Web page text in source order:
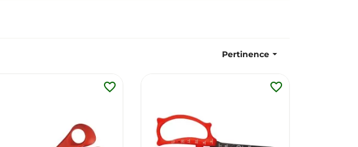
Pertinence
favorite_border favorite_border